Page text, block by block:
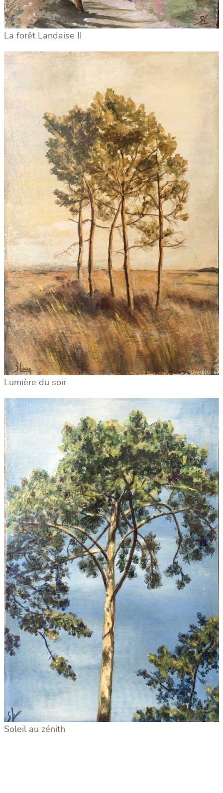
La forêt Landaise II
Lumière du soir
Soleil au zénith